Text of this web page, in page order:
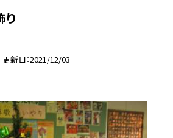
り
更新日 2021/12/03